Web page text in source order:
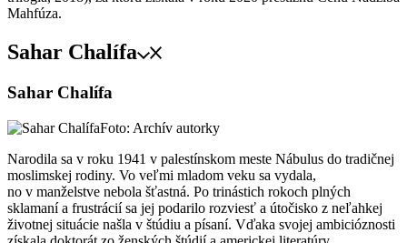
Mahfúza.
Sahar Chalífa
Sahar Chalífa
Foto: Archív autorky
Narodila sa v roku 1941 v palestínskom meste Nábulus do tradičnej
moslimskej rodiny. Vo veľmi mladom veku sa vydala,
no v manželstve nebola šťastná. Po trinástich rokoch plných
sklamaní a frustrácií sa jej podarilo rozviesť a útočisko z neľahkej
životnej situácie našla v štúdiu a písaní. Vďaka svojej ambicióznosti